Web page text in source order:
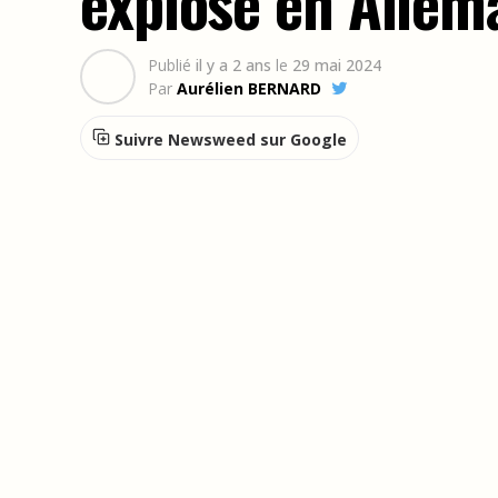
Publié il y a 2 ans le 29 mai 2024
Par Aurélien BERNARD
Suivre Newsweed sur Google